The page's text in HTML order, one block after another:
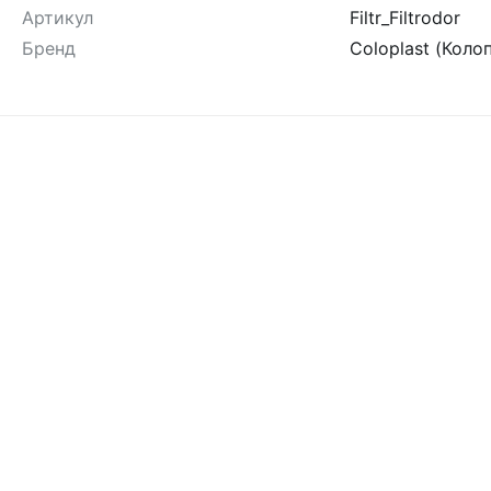
Артикул
Filtr_Filtrodor
Бренд
Coloplast